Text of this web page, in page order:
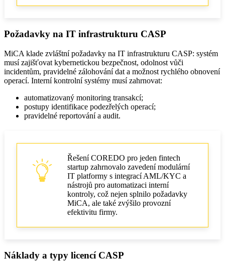
Požadavky na IT infrastrukturu CASP
MiCA klade zvláštní požadavky na IT infrastrukturu CASP: systém
musí zajišťovat kybernetickou bezpečnost, odolnost vůči
incidentům, pravidelné zálohování dat a možnost rychlého obnovení
operací. Interní kontrolní systémy musí zahrnovat:
automatizovaný monitoring transakcí;
postupy identifikace podezřelých operací;
pravidelné reportování a audit.
Řešení COREDO pro jeden fintech
startup zahrnovalo zavedení modulární
IT platformy s integrací AML/KYC a
nástrojů pro automatizaci interní
kontroly, což nejen splnilo požadavky
MiCA, ale také zvýšilo provozní
efektivitu firmy.
Náklady a typy licencí CASP